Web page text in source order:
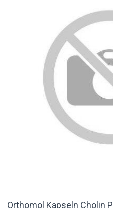
Orthomol Kapseln Cholin